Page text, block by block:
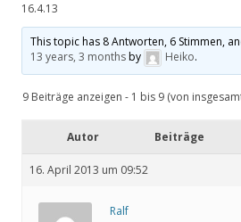
16.4.13
This topic has 8 Antworten, 6 Stimmen,
13 years, 3 monthsby Heiko.
9 Beiträge anzeigen - 1 bis 9 (von
Autor Beiträge
16. April 2013 um 09:52
Ralf